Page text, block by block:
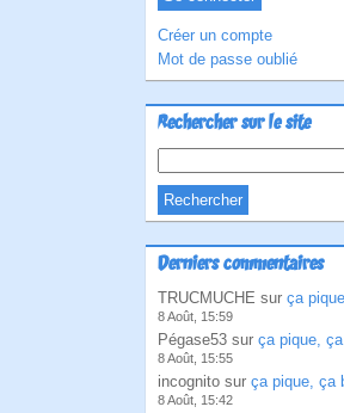
Créer un compte
Mot de passe oublié
Rechercher sur le site
Derniers commentaires
TRUCMUCHE sur ça
8 Août, 15:59
Pégase53 sur ça pique,
8 Août, 15:55
incognito sur ça pique, ça
8 Août, 15:42